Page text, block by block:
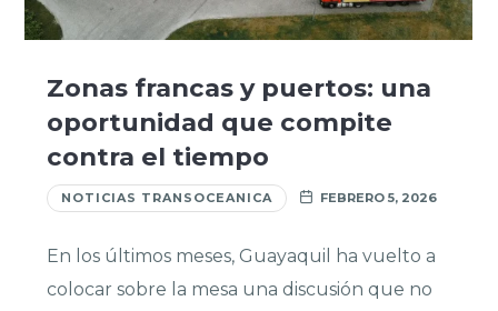
Zonas francas y puertos: una
oportunidad que compite
contra el tiempo
NOTICIAS TRANSOCEANICA FEBRERO 5, 2026
En los últimos meses, Guayaquil ha vuelto a
colocar sobre la mesa una discusión que no